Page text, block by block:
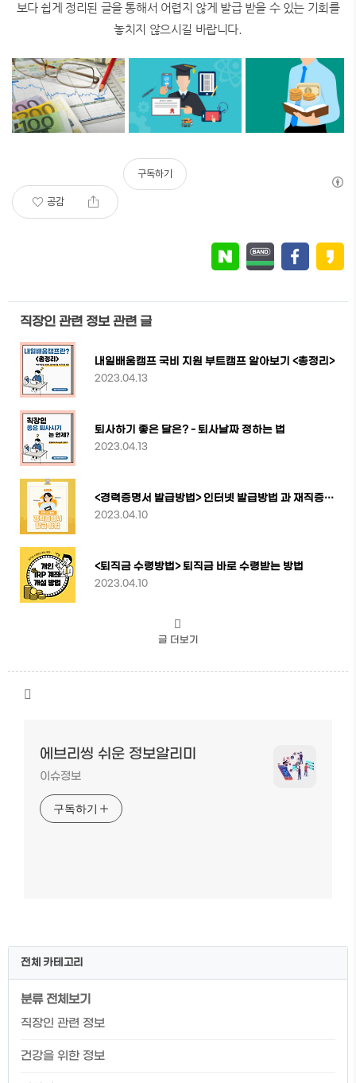
보다 쉽게 정리된 글을 통해서 어렵지 않게 발급 받을 수 있는 기회를
놓치지 않으시길 바랍니다.
공감
구독하기
직장인 관련 정보 관련 글
내일배움캠프 국비 지원 부트캠프 알아보기 <총정리>
2023.04.13
퇴사하기 좋은 달은? - 퇴사날짜 정하는 법
2023.04.13
<경력증명서 발급방법> 인터넷 발급방법 과 재직증명서란?
2023.04.10
<퇴직금 수령방법> 퇴직금 바로 수령받는 방법
2023.04.10
글 더보기
에브리씽 쉬운 정보알리미
이슈정보
구독하기
전체 카테고리
분류 전체보기
직장인 관련 정보
건강을 위한 정보